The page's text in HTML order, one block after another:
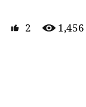
2 1,456